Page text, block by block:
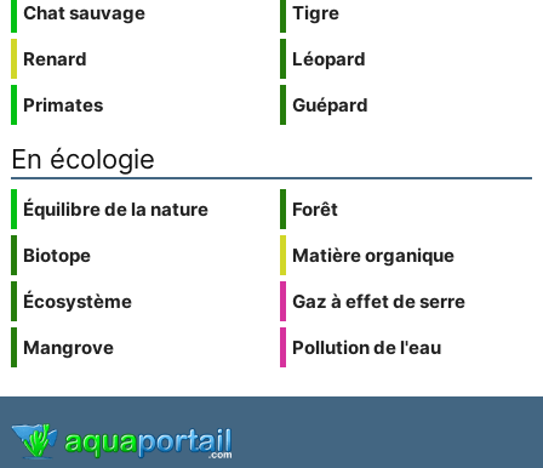
Chat sauvage
Renard
Primates
Tigre
Léopard
Guépard
En écologie
Équilibre de la nature
Biotope
Écosystème
Mangrove
Forêt
Matière organique
Gaz à effet de serre
Pollution de l'eau